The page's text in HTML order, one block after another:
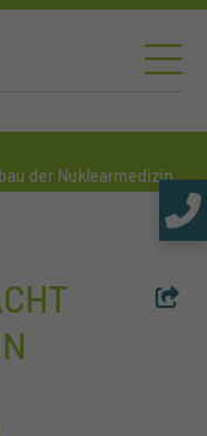
der Nuklearmedizin